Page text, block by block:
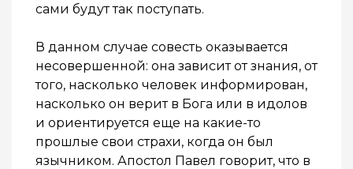
сами будут так поступать.
В данном случае совесть оказывается
несовершенной: она зависит от знания, от
того, насколько человек информирован,
насколько он верит в Бога или в идолов
и ориентируется еще на какие-то
прошлые свои страхи, когда он был
язычником. Апостол Павел говорит, что в